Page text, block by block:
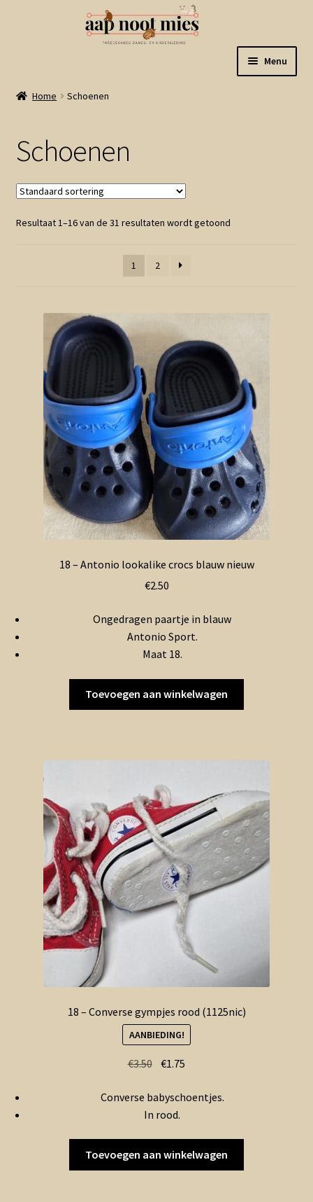
naar
de
Menu
Welkom
Contact en nieuwsbrief
Home Schoenen
Schoenen
Resultaat 1–16 van de 31 resultaten wordt getoond
1 2
18 – Antonio lookalike crocs blauw nieuw
€2.50
Ongedragen paartje in blauw
Antonio Sport.
Maat 18.
Toevoegen aan winkelwagen
18 – Converse gympjes rood (1125nic)
AANBIEDING!
€3.50 Oorspronkelijke
was:
€3.50.
€1.75
is:
Converse babyschoentjes.
In rood.
Toevoegen aan winkelwagen